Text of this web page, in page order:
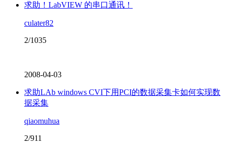
求助！LabVIEW 的串口通讯！
culater82
2/1035
2008-04-03
求助LAb windows CVI下用PCI的数据采集卡如何实现数
据采集
qiaomuhua
2/911